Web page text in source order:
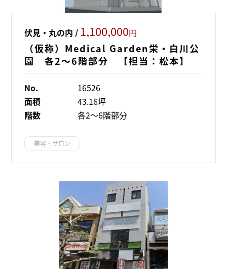
伏見・丸の内 / 1,100,000円
（仮称）Medical Garden栄・白川公
園 各2～6階部分 【担当：松本】
No.
16526
面積
43.16坪
階数
各2～6階部分
美容・サロン